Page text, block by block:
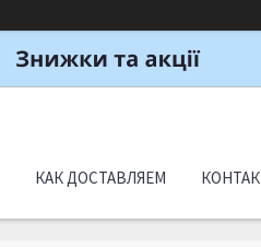
КАК ДОСТАВЛЯЕМ